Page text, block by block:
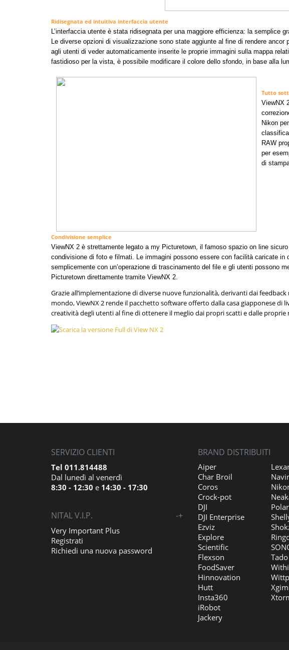
Ridisegnata ed intuitiva interfaccia utente
L’interfaccia utente è stata ridisegnata per una maggiore efficienza: la semplice
Le diverse opzioni di visualizzazione sono state aggiunte al fine di rendere ancor
agli utenti di veder automaticamente inserite le proprie immagini sulla mappa
fastidioso per la vista, è possibile modificare il colore dello sfondo, in base alla
Tutto
ViewNX
Nikon
RAW
per
di
Condivisione semplice
ViewNX 2 è strettamente legato a my Picturetown, il famoso spazio on line
condivisione di foto e filmati. Le immagini possono essere con facilità caricate in
semplicemente con un’operazione di trascinamento del file e gli utenti possono
Picturetown direttamente tramite ViewNX 2.
Grazie all’implementazione di diverse nuove funzionalità, derivanti dai
mondo, ViewNX 2 rende il pacchetto software offerto dalla casa giapponese di
creatività degli utenti al fine di ottenere il meglio dai propri scatti e dalle proprie
SERVIZIO CLIENTI
Tel 011.814488
Dal lunedì al venerdì
8:30 - 12:30 e 14:30 - 17:30
NITAL V.I.P. +
-
Very Important Plus
Registrati
Richiedi una nuova password
BRAND DISTRIBUITI
Aiper
Char Broil
Coros
Crock-pot
DJI
DJI Enterprise
Ezviz
Explore
Scientific
Flexson
FoodSaver
Hinnovation
Hutt
Insta360
iRobot
Jackery
Tado